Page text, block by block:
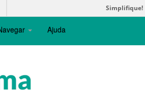
Simplifique!
Ajuda